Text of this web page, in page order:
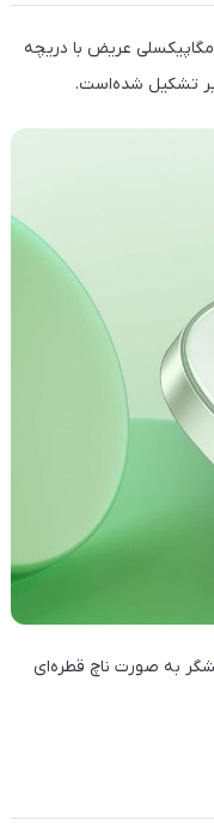
در قسمت پشت گوشی جدید ریلمی شاهد یک ماژول دوربین سه‌گانه هستیم که از یک دوربین 50 مگاپیکسلی عریض با دریچه
معمولی که در بالای نمایشگر به صورت ناچ قطره‌ای